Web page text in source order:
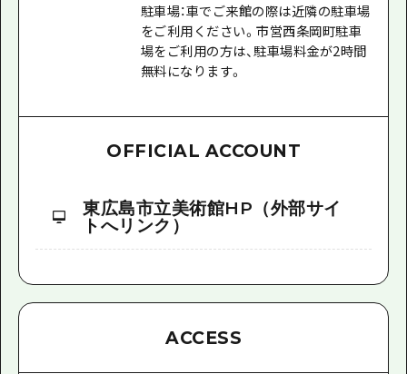
駐車場：車でご来館の際は近隣の駐車場
をご利用ください。市営西条岡町駐車
場をご利用の方は、駐車場料金が2時間
無料になります。
OFFICIAL ACCOUNT
東広島市立美術館HP（外部サイ
トへリンク）
ACCESS